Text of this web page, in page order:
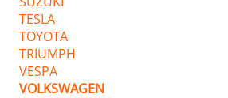
TESLA
TOYOTA
TRIUMPH
VESPA
VOLKSWAGEN